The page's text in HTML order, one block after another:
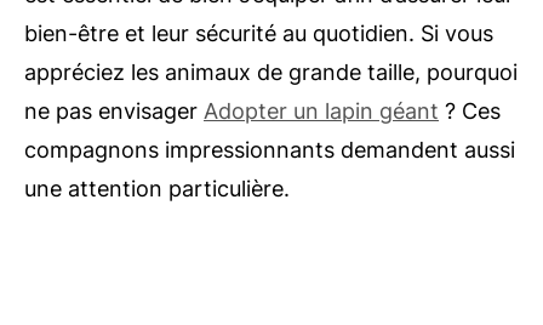
bien-être et leur sécurité au quotidien. Si vous
appréciez les animaux de grande taille, pourquoi
ne pas envisager Adopter un lapin géant ? Ces
compagnons impressionnants demandent aussi
une attention particulière.